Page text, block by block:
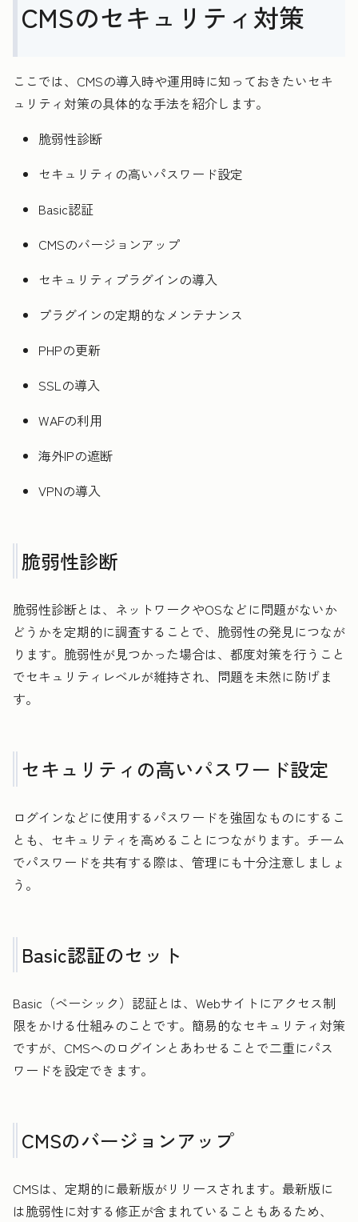
CMSのセキュリティ対策
ここでは、CMSの導入時や運用時に知っておきたいセキ
ュリティ対策の具体的な手法を紹介します。
脆弱性診断
セキュリティの高いパスワード設定
Basic認証
CMSのバージョンアップ
セキュリティプラグインの導入
プラグインの定期的なメンテナンス
PHPの更新
SSLの導入
WAFの利用
海外IPの遮断
VPNの導入
脆弱性診断
脆弱性診断とは、ネットワークやOSなどに問題がないか
どうかを定期的に調査することで、脆弱性の発見につなが
ります。脆弱性が見つかった場合は、都度対策を行うこと
でセキュリティレベルが維持され、問題を未然に防げま
す。
セキュリティの高いパスワード設定
ログインなどに使用するパスワードを強固なものにするこ
とも、セキュリティを高めることにつながります。チーム
でパスワードを共有する際は、管理にも十分注意しましょ
う。
Basic認証のセット
Basic（ベーシック）認証とは、Webサイトにアクセス制
限をかける仕組みのことです。簡易的なセキュリティ対策
ですが、CMSへのログインとあわせることで二重にパス
ワードを設定できます。
CMSのバージョンアップ
CMSは、定期的に最新版がリリースされます。最新版に
は脆弱性に対する修正が含まれていることもあるため、